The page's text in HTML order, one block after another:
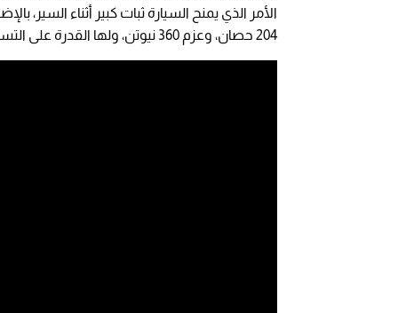
الأمر الذي يمنح السيارة ثبات كبير أثناء السير،
204 حصان، وعزم 360 نيوتن، ولها القدرة على التسارع من صفر إلى 100 خلال 7.3 ثانية.